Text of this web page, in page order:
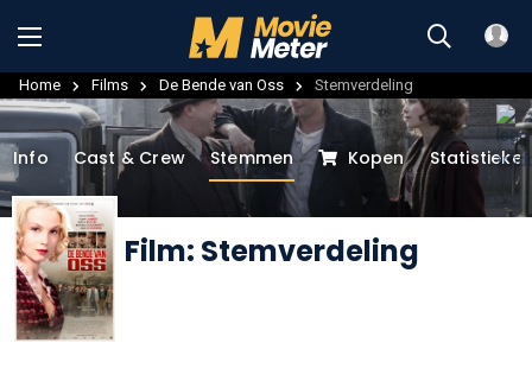
Home Films De Bende van Oss Stemverdeling
Film: Stemverdeling
Info Cast & Crew Stemmen Kopen